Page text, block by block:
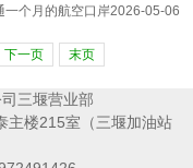
个月的航空口岸2026-05-06
下一页 末页
三堰营业部
主楼215室（三堰加油站